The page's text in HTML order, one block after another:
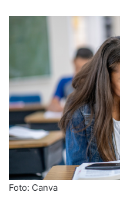
Foto: Canva